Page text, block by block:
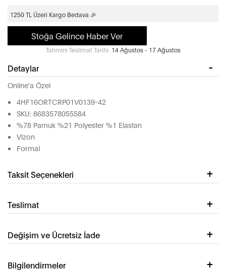
1250 TL Üzeri Kargo Bedava 🎉
Stoğa Gelince Haber Ver
Tahmini Teslimat Tarihi: 14 Ağustos - 17 Ağustos
Detaylar
Online'a Özel
4HF16ORTCRP01V0139-42
SKU: 8683578055584
%78 Pamuk %21 Polyester %1 Elastan
Vizon
Formal
Taksit Seçenekleri
Teslimat
Değişim ve Ücretsiz İade
Bilgilendirmeler